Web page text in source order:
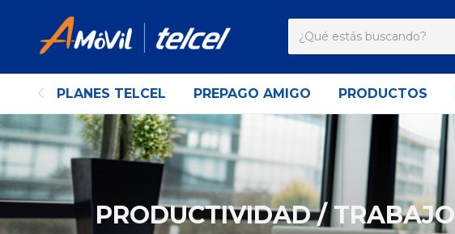
PLANES TELCEL PREPAGO AMIGO PRODUCTOS
PRODUCTIVIDAD / TRABAJO